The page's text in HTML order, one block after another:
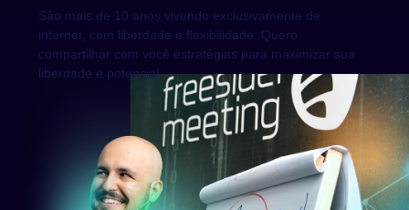
São mais de 10 anos vivendo exclusivamente de
internet, com liberdade e flexibilidade. Quero
compartilhar com você estratégias para maximizar sua
liberdade e potencial.